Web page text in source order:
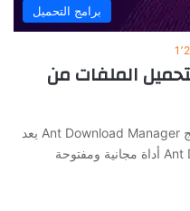
برامج التحميل
الملفات من
سوف نتحدث في هذه المقالة عن برنامج Ant Download Manager يعد
برنامج Ant Download Manager (AntDM) أداة مجانية ومفتوحة